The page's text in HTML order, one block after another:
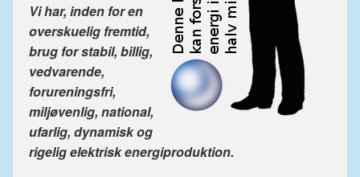
Vi har, inden for en
overskuelig fremtid,
brug for stabil, billig,
vedvarende,
forureningsfri,
miljøvenlig, national,
ufarlig, dynamisk og
rigelig elektrisk energiproduktion.